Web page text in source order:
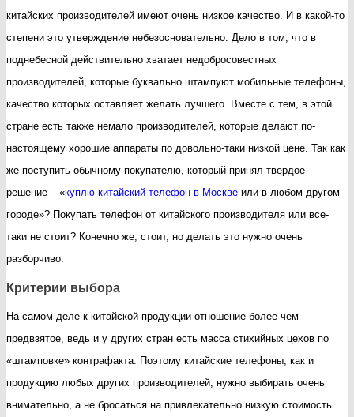
китайских производителей имеют очень низкое качество. И в какой-то
степени это утверждение небезосновательно. Дело в том, что в
поднебесной действительно хватает недобросовестных
производителей, которые буквально штампуют мобильные телефоны,
качество которых оставляет желать лучшего. Вместе с тем, в этой
стране есть также немало производителей, которые делают по-
настоящему хорошие аппараты по довольно-таки низкой цене. Так как
же поступить обычному покупателю, который принял твердое
решение – «куплю китайский телефон в Москве или в любом другом
городе»? Покупать телефон от китайского производителя или все-
таки не стоит? Конечно же, стоит, но делать это нужно очень
разборчиво.
Критерии выбора
На самом деле к китайской продукции отношение более чем
предвзятое, ведь и у других стран есть масса стихийных цехов по
«штамповке» контрафакта. Поэтому китайские телефоны, как и
продукцию любых других производителей, нужно выбирать очень
внимательно, а не бросаться на привлекательно низкую стоимость.